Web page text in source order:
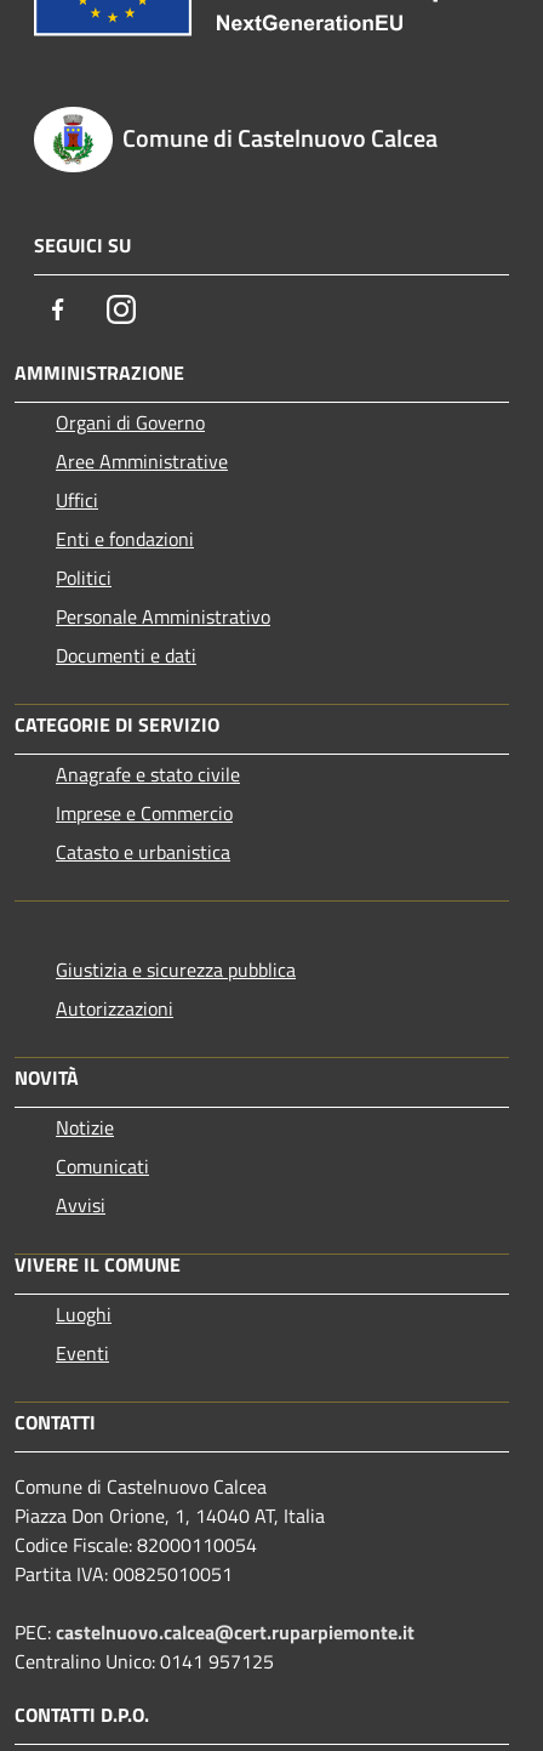
Comune di Castelnuovo Calcea
SEGUICI SU
FacebookInstagram
AMMINISTRAZIONE
Organi di Governo
Aree Amministrative
Uffici
Enti e fondazioni
Politici
Personale Amministrativo
Documenti e dati
CATEGORIE DI SERVIZIO
Anagrafe e stato civile
Imprese e Commercio
Catasto e urbanistica
Giustizia e sicurezza pubblica
Autorizzazioni
NOVITÀ
Notizie
Comunicati
Avvisi
VIVERE IL COMUNE
Luoghi
Eventi
CONTATTI
Comune di Castelnuovo Calcea
Piazza Don Orione, 1, 14040 AT, Italia
Codice Fiscale: 82000110054
Partita IVA: 00825010051
PEC:castelnuovo.calcea@cert.ruparpiemonte.it
Centralino Unico: 0141 957125
CONTATTI D.P.O.